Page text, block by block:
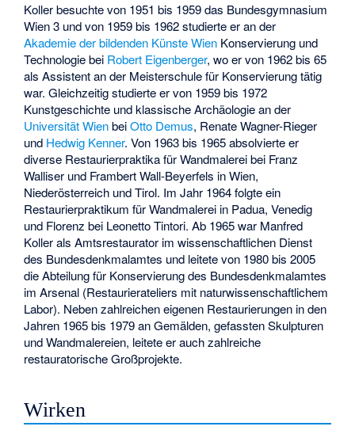
Koller besuchte von 1951 bis 1959 das Bundesgymnasium
Wien 3 und von 1959 bis 1962 studierte er an der
Akademie der bildenden Künste Wien Konservierung und
Technologie bei Robert Eigenberger, wo er von 1962 bis 65
als Assistent an der Meisterschule für Konservierung tätig
war. Gleichzeitig studierte er von 1959 bis 1972
Kunstgeschichte und klassische Archäologie an der
Universität WienbeiOtto Demus, Renate Wagner-Rieger
und Hedwig Kenner. Von 1963 bis 1965 absolvierte er
diverse Restaurierpraktika für Wandmalerei bei Franz
Walliser und Frambert Wall-Beyerfels in Wien,
Niederösterreich und Tirol. Im Jahr 1964 folgte ein
Restaurierpraktikum für Wandmalerei in Padua, Venedig
und Florenz bei Leonetto Tintori. Ab 1965 war Manfred
Koller als Amtsrestaurator im wissenschaftlichen Dienst
des Bundesdenkmalamtes und leitete von 1980 bis 2005
die Abteilung für Konservierung des Bundesdenkmalamtes
im Arsenal (Restaurierateliers mit naturwissenschaftlichem
Labor). Neben zahlreichen eigenen Restaurierungen in den
Jahren 1965 bis 1979 an Gemälden, gefassten Skulpturen
und Wandmalereien, leitete er auch zahlreiche
restauratorische Großprojekte.
Wirken